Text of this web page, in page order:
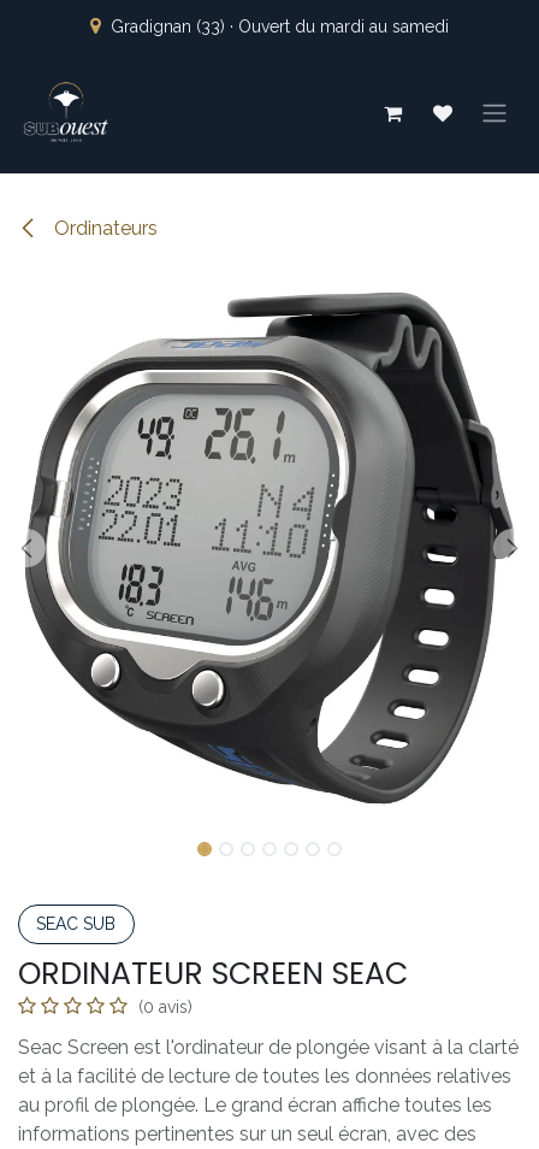
Se rendre au contenu
Gradignan (33) · Ouvert du mardi au samedi
Ordinateurs
SEAC SUB
ORDINATEUR SCREEN SEAC
(0 avis)
Seac Screen est l'ordinateur de plongée visant à la clarté
et à la facilité de lecture de toutes les données relatives
au profil de plongée. Le grand écran affiche toutes les
informations pertinentes sur un seul écran, avec des